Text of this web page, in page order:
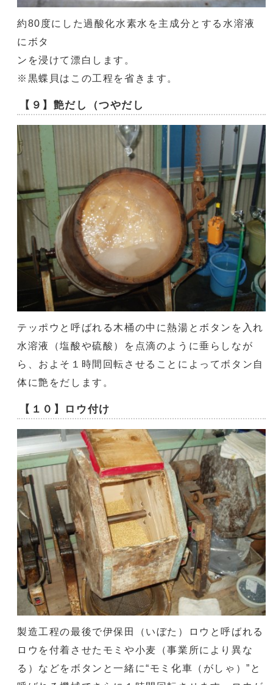
約80度にした過酸化水素水を主成分とする水溶液
にボタ
ンを浸けて漂白します。
※黒蝶貝はこの工程を省きます。
【９】艶だし（つやだし
テッポウと呼ばれる木桶の中に熱湯とボタンを入れ
水溶液（塩酸や硫酸）を点滴のように垂らしなが
ら、およそ１時間回転させることによってボタン自
体に艶をだします。
【１０】ロウ付け
製造工程の最後で伊保田（いぼた）ロウと呼ばれる
ロウを付着させたモミや小麦（事業所により異な
る）などをボタンと一緒に“モミ化車（がしゃ）”と